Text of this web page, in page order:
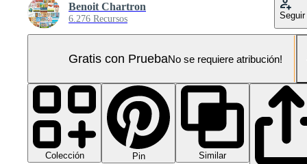
Benoit Chartron
6.276 Recursos Seguir
Gratis con PruebaNo se requiere atribución!
Colección Pin
Similar